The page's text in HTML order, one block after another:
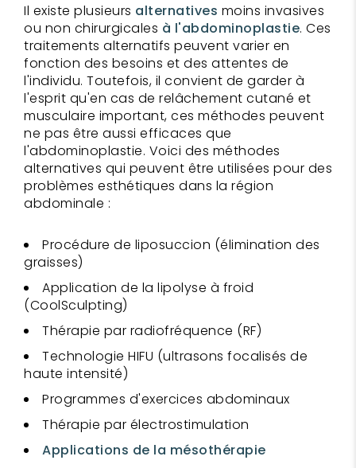
Il existe plusieurs alternatives moins invasives
ou non chirurgicales à l'abdominoplastie. Ces
traitements alternatifs peuvent varier en
fonction des besoins et des attentes de
l'individu. Toutefois, il convient de garder à
l'esprit qu'en cas de relâchement cutané et
musculaire important, ces méthodes peuvent
ne pas être aussi efficaces que
l'abdominoplastie. Voici des méthodes
alternatives qui peuvent être utilisées pour des
problèmes esthétiques dans la région
abdominale :
Procédure de liposuccion (élimination des
graisses)
Application de la lipolyse à froid
(CoolSculpting)
Thérapie par radiofréquence (RF)
Technologie HIFU (ultrasons focalisés de
haute intensité)
Programmes d'exercices abdominaux
Thérapie par électrostimulation
Applications de la mésothérapie